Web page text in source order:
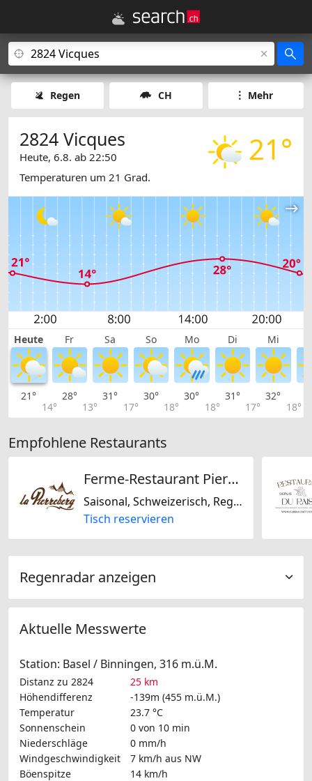
Regen CH Mehr
21°
2824 Vicques
Heute, 6.8. ab 22:50
Temperaturen um 21 Grad.
Heute Fr Sa So Mo Di Mi
21°
14°
28°
13°
31°
17°
30°
18°
30°
18°
31°
17°
32°
18°
Empfohlene Restaurants
Ferme-Restaurant Pierreberg
Saisonal, Schweizerisch, Regional
Tisch reservieren
Regenradar anzeigen
Aktuelle Messwerte
Station: Basel / Binningen, 316 m.ü.M.
Distanz zu 2824
25 km
Höhendifferenz
-139m (455 m.ü.M.)
Temperatur
23.7 °C
Sonnenschein
0 von 10 min
Niederschläge
0 mm/h
Windgeschwindigkeit
7 km/h aus NW
Böenspitze
14 km/h